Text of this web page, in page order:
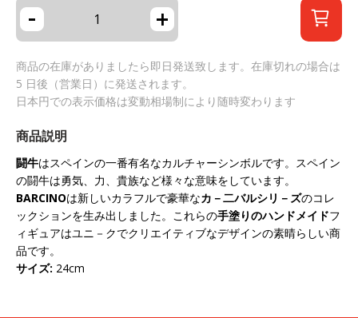
- +
商品の在庫がありましたら即日発送致します。在庫切れの場合は
5 日後（営業日）に発送されます。
日本円での表示価格は変動相場制により随時変わります
商品説明
闘牛はスペインの一番有名なカルチャーシンボルです。スペイン
の闘牛は勇気、力、貴族など様々な意味をしています。
BARCINOは新しいカラフルで豪華なカ－二バルシリ－ズのコレ
ックションを生み出しました。これらの手塗りのハンドメイドフ
ィギュアはユニ－クでクリエイティブなデザインの素晴らしい商
品です。
サイズ: 24cm